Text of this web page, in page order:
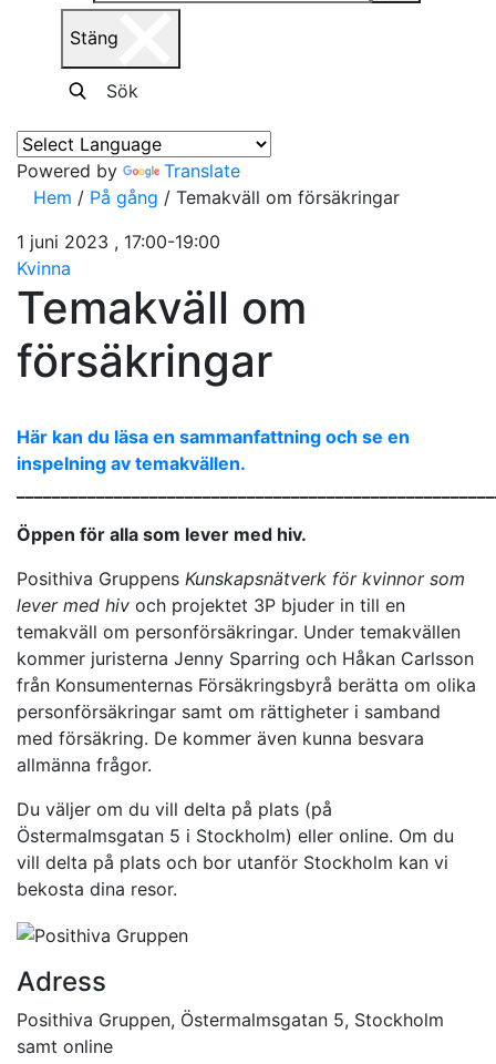
Stäng
Sök
Powered by
Translate
Hem / På gång / Temakväll om försäkringar
1 juni 2023 , 17:00-19:00
Kvinna
Temakväll om
försäkringar
Här kan du läsa en sammanfattning och se en
inspelning av temakvällen.
Öppen för alla som lever med hiv.
Posithiva Gruppens Kunskapsnätverk för kvinnor som
lever med hiv och projektet 3P bjuder in till en
temakväll om personförsäkringar. Under temakvällen
kommer juristerna Jenny Sparring och Håkan Carlsson
från Konsumenternas Försäkringsbyrå berätta om olika
personförsäkringar samt om rättigheter i samband
med försäkring. De kommer även kunna besvara
allmänna frågor.
Du väljer om du vill delta på plats (på
Östermalmsgatan 5 i Stockholm) eller online. Om du
vill delta på plats och bor utanför Stockholm kan vi
bekosta dina resor.
Adress
Posithiva Gruppen, Östermalmsgatan 5, Stockholm
samt online